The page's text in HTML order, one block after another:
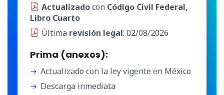
Actualizadocon Código Civil Federal,
Libro Cuarto
Última revisión legal: 02/08/2026
Prima (anexos):
Actualizado con la ley vigente en México
Descarga inmediata